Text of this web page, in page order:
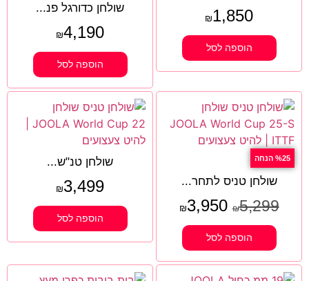
₪1,850
הוספה לסל
שולחן כדורגל פנ...
₪4,190
הוספה לסל
%25 הנחה
שולחן טניס לתחר...
₪5,299
₪3,950
הוספה לסל
שולחן טנ"ש...
₪3,499
הוספה לסל